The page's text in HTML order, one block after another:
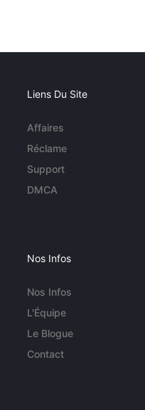
Liens Du Site
Affaires
Réclame
Support
DMCA
Nos Infos
Nos Infos
L'Équipe
Le Blogue
Contact